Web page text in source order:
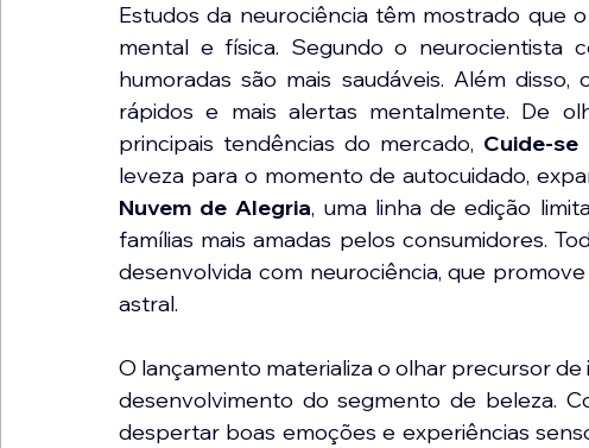
Estudos da neurociência têm mostrado que
mental e física. Segundo o neurocientista
humoradas são mais saudáveis. Além
rápidos e mais alertas mentalmente. De
principais tendências do mercado, Cuide-se
leveza para o momento de autocuidado,
Nuvem de Alegria, uma linha de edição
famílias mais amadas pelos consumidores.
desenvolvida com neurociência, que
astral.
O lançamento materializa o olhar precursor
desenvolvimento do segmento de beleza.
despertar boas emoções e experiências